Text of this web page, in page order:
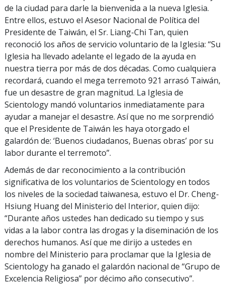
de la ciudad para darle la bienvenida a la nueva Iglesia.
Entre ellos, estuvo el Asesor Nacional de Política del
Presidente de Taiwán, el Sr. Liang-Chi Tan, quien
reconoció los años de servicio voluntario de la Iglesia: “Su
Iglesia ha llevado adelante el legado de la ayuda en
nuestra tierra por más de dos décadas. Como cualquiera
recordará, cuando el mega terremoto 921 arrasó Taiwán,
fue un desastre de gran magnitud. La Iglesia de
Scientology mandó voluntarios inmediatamente para
ayudar a manejar el desastre. Así que no me sorprendió
que el Presidente de Taiwán les haya otorgado el
galardón de: ‘Buenos ciudadanos, Buenas obras’ por su
labor durante el terremoto”.
Además de dar reconocimiento a la contribución
significativa de los voluntarios de Scientology en todos
los niveles de la sociedad taiwanesa, estuvo el Dr. Cheng-
Hsiung Huang del Ministerio del Interior, quien dijo:
“Durante años ustedes han dedicado su tiempo y sus
vidas a la labor contra las drogas y la diseminación de los
derechos humanos. Así que me dirijo a ustedes en
nombre del Ministerio para proclamar que la Iglesia de
Scientology ha ganado el galardón nacional de “Grupo de
Excelencia Religiosa” por décimo año consecutivo”.